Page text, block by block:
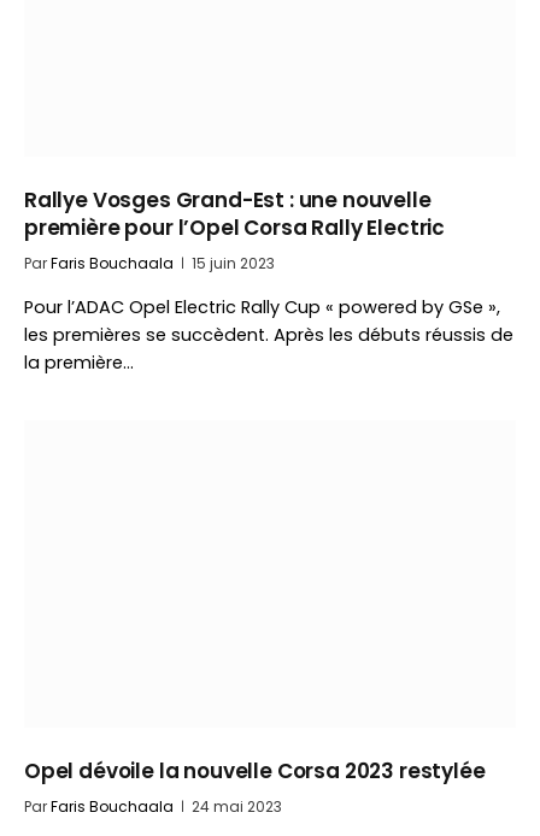
Rallye Vosges Grand-Est : une nouvelle
première pour l’Opel Corsa Rally Electric
ParFaris Bouchaala 15 juin 2023
Pour l’ADAC Opel Electric Rally Cup « powered by GSe »,
les premières se succèdent. Après les débuts réussis de
la première…
Opel dévoile la nouvelle Corsa 2023 restylée
ParFaris Bouchaala 24 mai 2023